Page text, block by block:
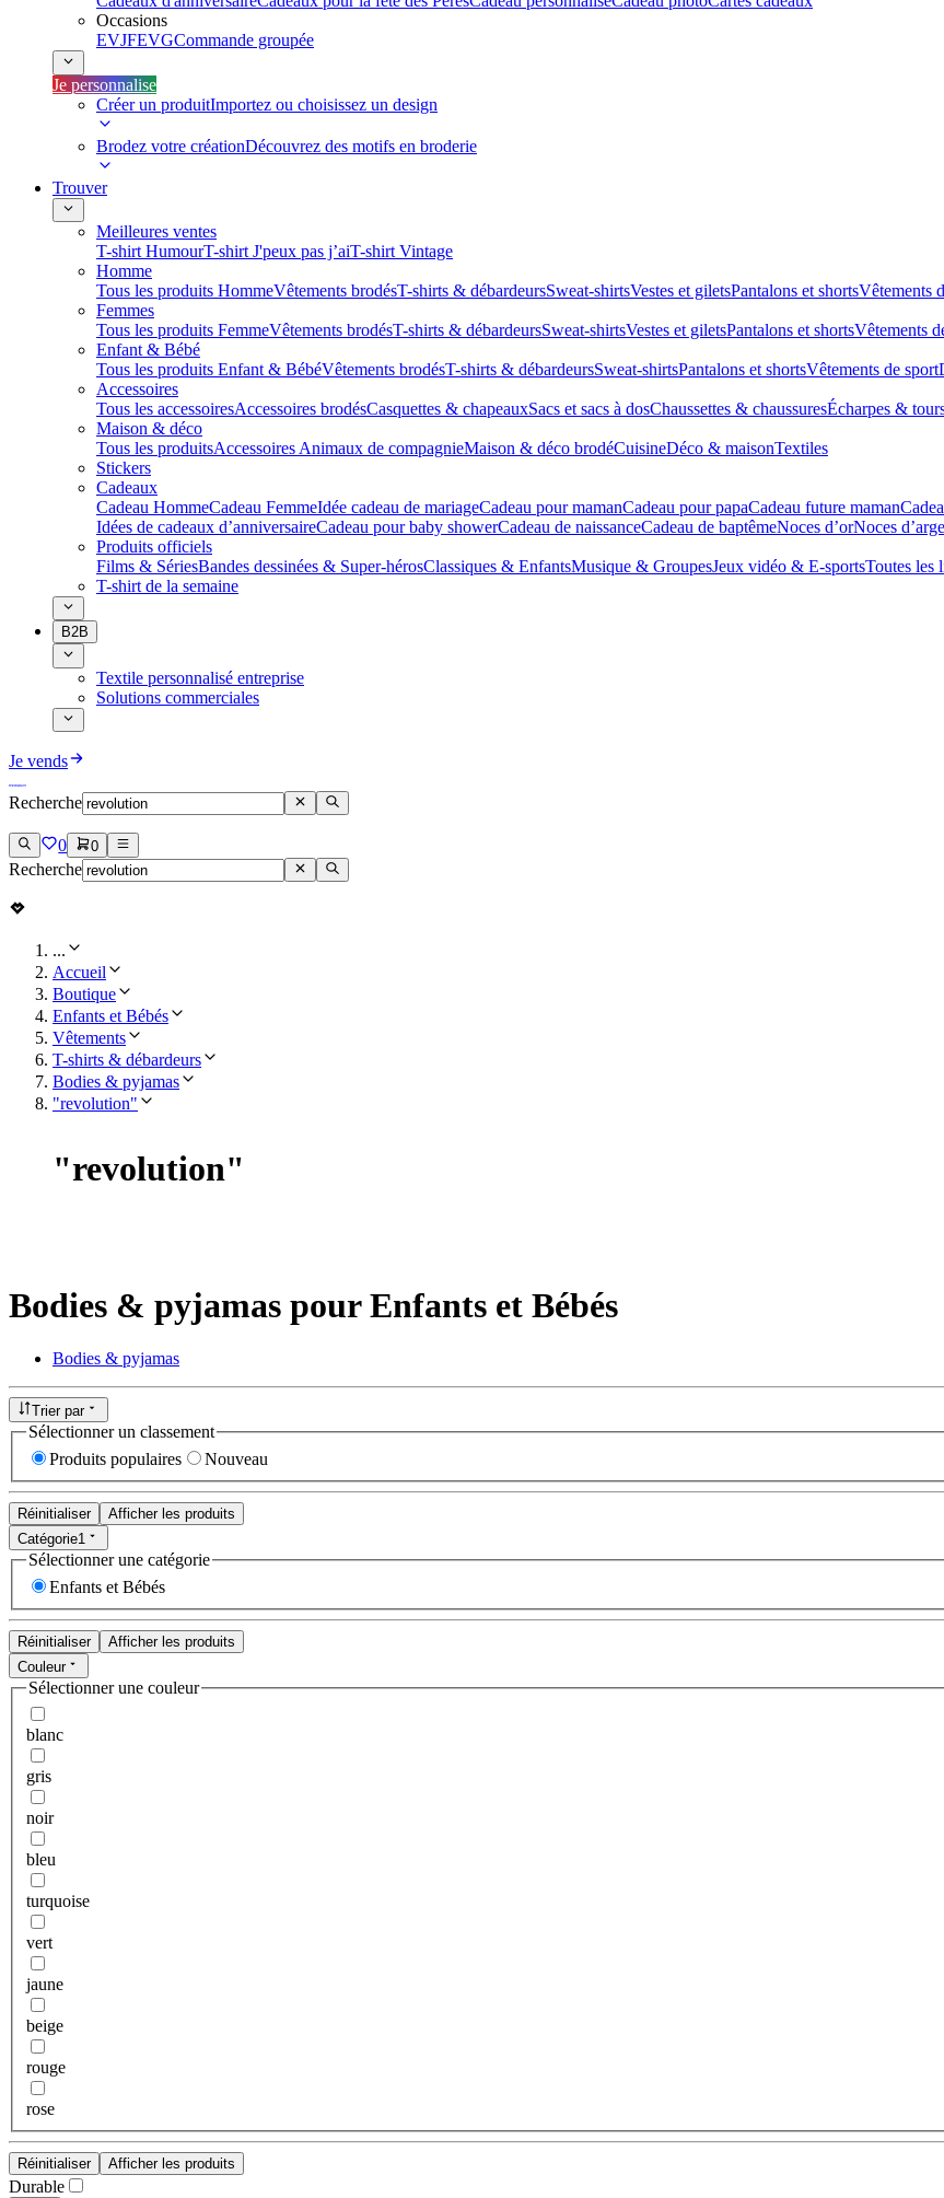
Occasions
EVJFEVGCommande groupée
Je personnalise
Créer un produitImportez ou choisissez un design
Brodez votre créationDécouvrez des motifs en broderie
Trouver
Meilleures ventes
T-shirt HumourT-shirt J'peux pas j’aiT-shirt Vintage
Homme
Tous les produits HommeVêtements brodésT-shirts & débardeursSweat-shirtsVestes et giletsPantalons et shortsVêtements
Femmes
Tous les produits FemmeVêtements brodésT-shirts & débardeursSweat-shirtsVestes et giletsPantalons et shortsVêtements
Enfant & Bébé
Tous les produits Enfant & BébéVêtements brodésT-shirts & débardeursSweat-shirtsPantalons et shortsVêtements de sport
Accessoires
Tous les accessoiresAccessoires brodésCasquettes & chapeauxSacs et sacs à dosChaussettes & chaussuresÉcharpes &
Maison & déco
Tous les produitsAccessoires Animaux de compagnieMaison & déco brodéCuisineDéco & maisonTextiles
Stickers
Cadeaux
Cadeau HommeCadeau FemmeIdée cadeau de mariage​Cadeau pour mamanCadeau pour papaCadeau future maman
Idées de cadeaux d’anniversaireCadeau pour baby showerCadeau de naissanceCadeau de baptêmeNoces d’orNoces
Produits officiels
Films & SériesBandes dessinées & Super-hérosClassiques & EnfantsMusique & GroupesJeux vidéo & E-sportsToutes les
T-shirt de la semaine
B2B
Textile personnalisé entreprise
Solutions commerciales
Je vends
Recherche
0 0
Recherche
...
Accueil
Boutique
Enfants et Bébés
Vêtements
T-shirts & débardeurs
Bodies & pyjamas
"revolution"
"revolution"
Bodies & pyjamas pour Enfants et Bébés
Bodies & pyjamas
Trier par
Sélectionner un classement
Produits populaires
Nouveau
Réinitialiser
Afficher les produits
Catégorie1
Sélectionner une catégorie
Enfants et Bébés
Réinitialiser
Afficher les produits
Couleur
Sélectionner une couleur
blanc
gris
noir
bleu
turquoise
vert
jaune
beige
rouge
rose
Réinitialiser Afficher les produits
Durable